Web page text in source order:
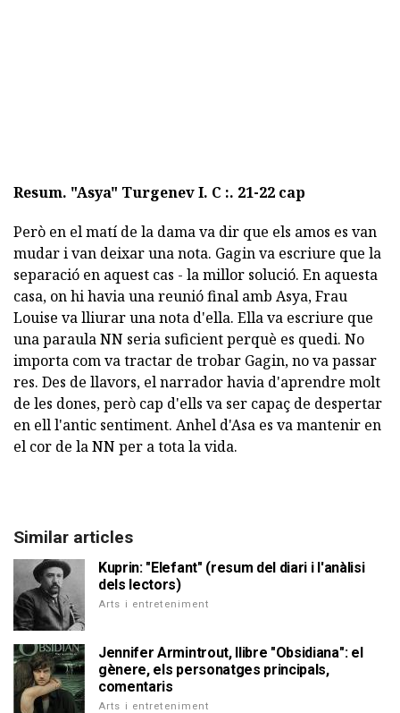
Resum. "Asya" Turgenev I. C :. 21-22 cap
Però en el matí de la dama va dir que els amos es van
mudar i van deixar una nota. Gagin va escriure que la
separació en aquest cas - la millor solució. En aquesta
casa, on hi havia una reunió final amb Asya, Frau
Louise va lliurar una nota d'ella. Ella va escriure que
una paraula NN seria suficient perquè es quedi. No
importa com va tractar de trobar Gagin, no va passar
res. Des de llavors, el narrador havia d'aprendre molt
de les dones, però cap d'ells va ser capaç de despertar
en ell l'antic sentiment. Anhel d'Asa es va mantenir en
el cor de la NN per a tota la vida.
Similar articles
Kuprin: "Elefant" (resum del diari i l'anàlisi
dels lectors)
Arts i entreteniment
Jennifer Armintrout, llibre "Obsidiana": el
gènere, els personatges principals,
comentaris
Arts i entreteniment